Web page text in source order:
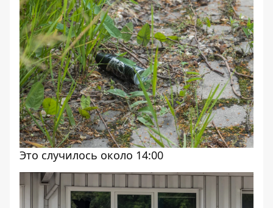
Это случилось около 14:00